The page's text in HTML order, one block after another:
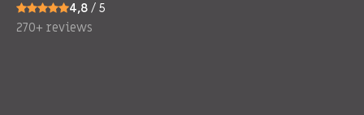
4,8 / 5
270+ reviews